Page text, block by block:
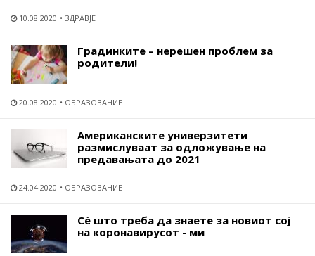
10.08.2020 ЗДРАВЈЕ
Градинките – нерешен проблем за
родители!
20.08.2020 ОБРАЗОВАНИЕ
Американските универзитети
размислуваат за одложување на
предавањата до 2021
24.04.2020 ОБРАЗОВАНИЕ
Сѐ што треба да знаете за новиот сој
на коронавирусот - ми